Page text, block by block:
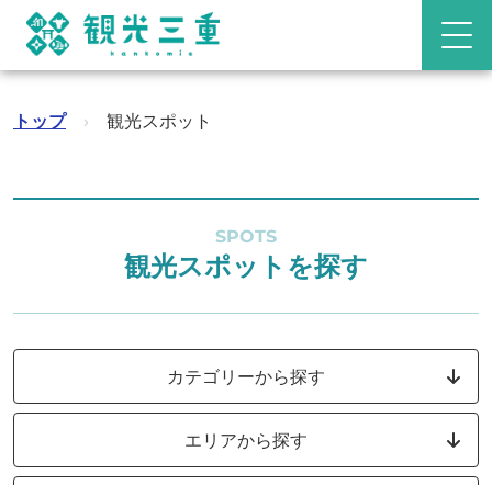
トップ › 観光スポット
SPOTS
観光スポットを探す
カテゴリーから探す
エリアから探す